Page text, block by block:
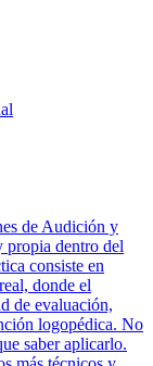
de Audición y
propia dentro del
consiste en
donde el
de evaluación,
logopédica. No
saber aplicarlo.